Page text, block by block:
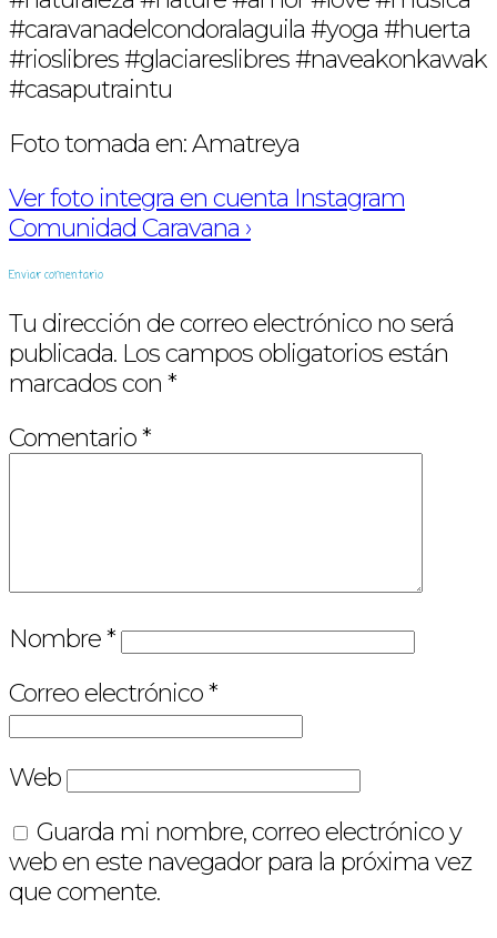
#caravanadelcondoralaguila #yoga #huerta
#rioslibres #glaciareslibres #naveakonkawak
#casaputraintu
Foto tomada en: Amatreya
Ver foto integra en cuenta Instagram
Comunidad Caravana ›
Enviar comentario
Tu dirección de correo electrónico no será
publicada. Los campos obligatorios están
marcados con *
Comentario*
Nombre*
Correo electrónico*
Web
Guarda mi nombre, correo electrónico y
web en este navegador para la próxima vez
que comente.